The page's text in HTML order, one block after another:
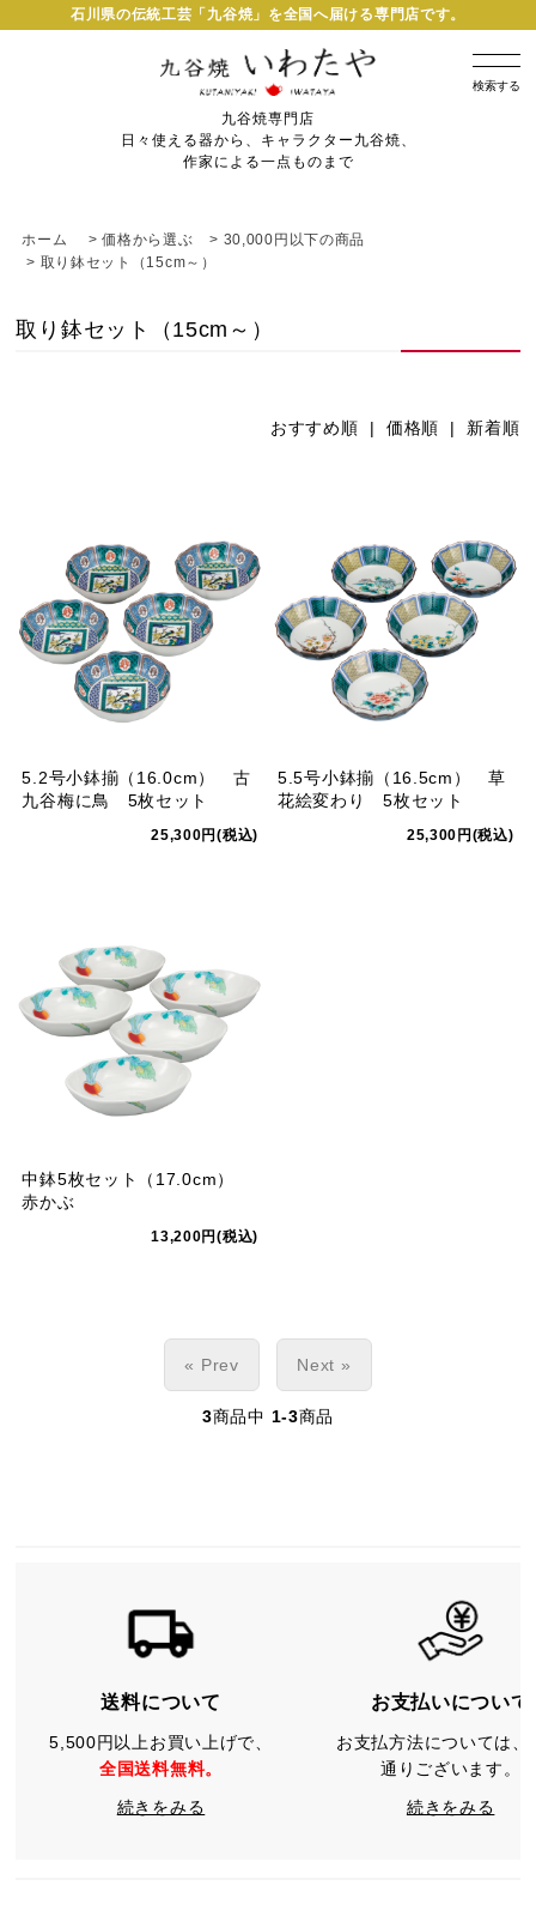
石川県の伝統工芸「九谷焼」を全国へ届ける専門店です。
検索する
九谷焼専門店
日々使える器から、キャラクター九谷焼、
作家による一点ものまで
ホーム >価格から選ぶ > 30,000円以下の商品
> 取り鉢セット（15cm～）
取り鉢セット（15cm～）
おすすめ順 | 価格順 | 新着順
5.2号小鉢揃（16.0cm） 古
九谷梅に鳥 5枚セット
25,300円(税込)
5.5号小鉢揃（16.5cm） 草
花絵変わり 5枚セット
25,300円(税込)
中鉢5枚セット（17.0cm）
赤かぶ
13,200円(税込)
« Prev Next »
3商品中 1-3商品
送料について
5,500円以上お買い上げで、
全国送料無料。
続きをみる
お支払いについて
お支払方法については、
通りございます。
続きをみる